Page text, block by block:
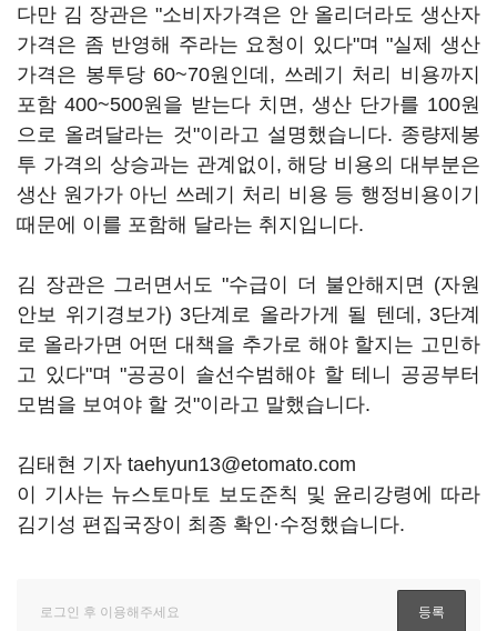
다만 김 장관은 "소비자가격은 안 올리더라도 생산자
가격은 좀 반영해 주라는 요청이 있다"며 "실제 생산
가격은 봉투당 60~70원인데, 쓰레기 처리 비용까지
포함 400~500원을 받는다 치면, 생산 단가를 100원
으로 올려달라는 것"이라고 설명했습니다. 종량제봉
투 가격의 상승과는 관계없이, 해당 비용의 대부분은
생산 원가가 아닌 쓰레기 처리 비용 등 행정비용이기
때문에 이를 포함해 달라는 취지입니다.
김 장관은 그러면서도 "수급이 더 불안해지면 (자원
안보 위기경보가) 3단계로 올라가게 될 텐데, 3단계
로 올라가면 어떤 대책을 추가로 해야 할지는 고민하
고 있다"며 "공공이 솔선수범해야 할 테니 공공부터
모범을 보여야 할 것"이라고 말했습니다.
김태현 기자 taehyun13@etomato.com
이 기사는 뉴스토마토 보도준칙 및 윤리강령에 따라
김기성 편집국장이 최종 확인·수정했습니다.